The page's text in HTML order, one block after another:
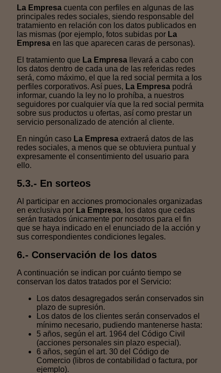
La Empresa cuenta con perfiles en algunas de las
principales redes sociales, siendo responsable del
tratamiento en relación con los datos publicados en
las mismas (por ejemplo, fotos subidas por La
Empresa en las que aparecen caras de personas).
El tratamiento que La Empresa llevará a cabo con
los datos dentro de cada una de las referidas redes
será, como máximo, el que la red social permita a los
perfiles corporativos. Así pues, La Empresa podrá
informar, cuando la ley no lo prohíba, a nuestros
seguidores por cualquier vía que la red social permita
sobre sus productos u ofertas, así como prestar un
servicio personalizado de atención al cliente.
En ningún caso La Empresa extraerá datos de las
redes sociales, a menos que se obtuviera puntual y
expresamente el consentimiento del usuario para
ello.
5.3.- En sorteos
Al participar en acciones promocionales organizadas
en exclusiva por La Empresa, los datos que cedas
serán tratados únicamente por nosotros para el fin
que se haya indicado en el enunciado de la acción y
sus correspondientes condiciones legales.
6.- Conservación de los datos
A continuación se indican por cuánto tiempo se
conservan los datos tratados por el Servicio:
Los datos desagregados serán conservados sin
plazo de supresión.
Los datos de los clientes serán conservados el
mínimo necesario, pudiendo mantenerse hasta:
5 años, según el art. 1964 del Código Civil
(acciones personales sin plazo especial).
6 años, según el art. 30 del Código de
Comercio (libros de contabilidad o factura, por
ejemplo).